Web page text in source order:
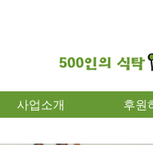
사업소개 후원